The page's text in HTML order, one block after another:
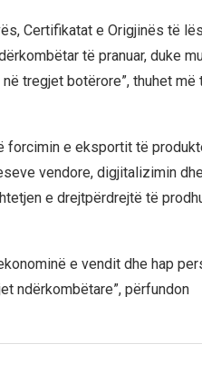
Certifikatat e Origjinës të
të pranuar, duke
tregjet botërore”, thuhet më
forcimin e eksportit të
vendore, digjitalizimin dhe
e drejtpërdrejtë të
e vendit dhe hap
ndërkombëtare”, përfundon